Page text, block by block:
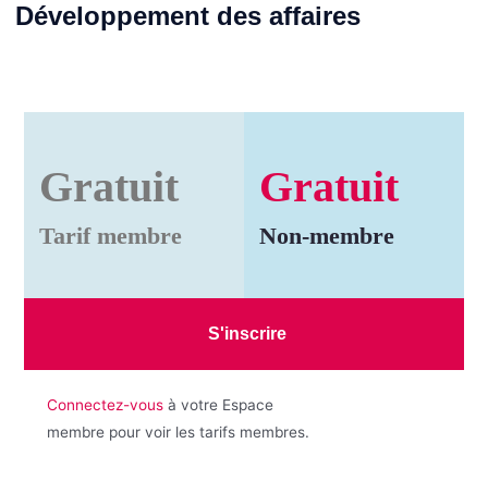
Développement des affaires
Gratuit
Tarif membre
Gratuit
Non-membre
S'inscrire
Connectez-vousà votre Espace
membre pour voir les tarifs membres.